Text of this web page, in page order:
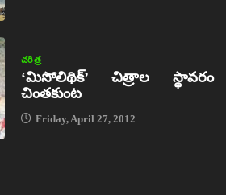
చరిత్ర
‘మిసోలిథిక్‌’ చిత్రాల స్థావరం
చింతకుంట
Friday, April 27, 2012